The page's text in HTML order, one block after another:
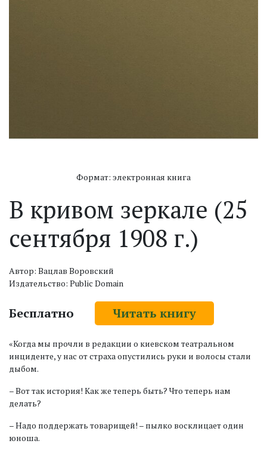
Формат: электронная книга
В кривом зеркале (25
сентября 1908 г.)
Автор: Вацлав Воровский
Издательство: Public Domain
Бесплатно Читать книгу
«Когда мы прочли в редакции о киевском театральном
инциденте, у нас от страха опустились руки и волосы стали
дыбом.
– Вот так история! Как же теперь быть? Что теперь нам
делать?
– Надо поддержать товарищей! – пылко восклицает один
юноша.